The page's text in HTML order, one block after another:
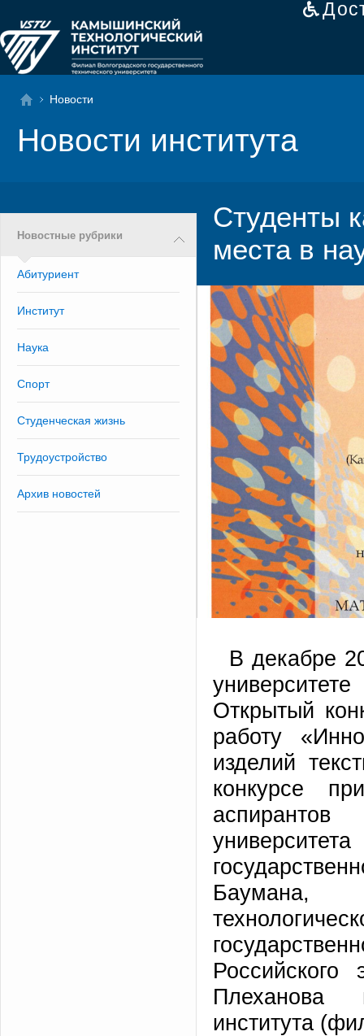
Новости
Новости института
Новостные рубрики
Абитуриент
Институт
Наука
Спорт
Студенческая жизнь
Трудоустройство
Архив новостей
Студенты
места в
В декабре
Открытый
работу
изделий
конкурсе
Баумана,
Российского
Плеханова
института